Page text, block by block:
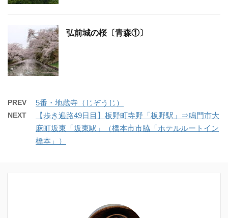
弘前城の桜〔青森①〕
PREV 5番・地蔵寺（じぞうじ）
NEXT
【歩き遍路49日目】板野町寺野「板野駅」⇒鳴門市大
麻町坂東「坂東駅」（橋本市市脇「ホテルルートイン
橋本」）